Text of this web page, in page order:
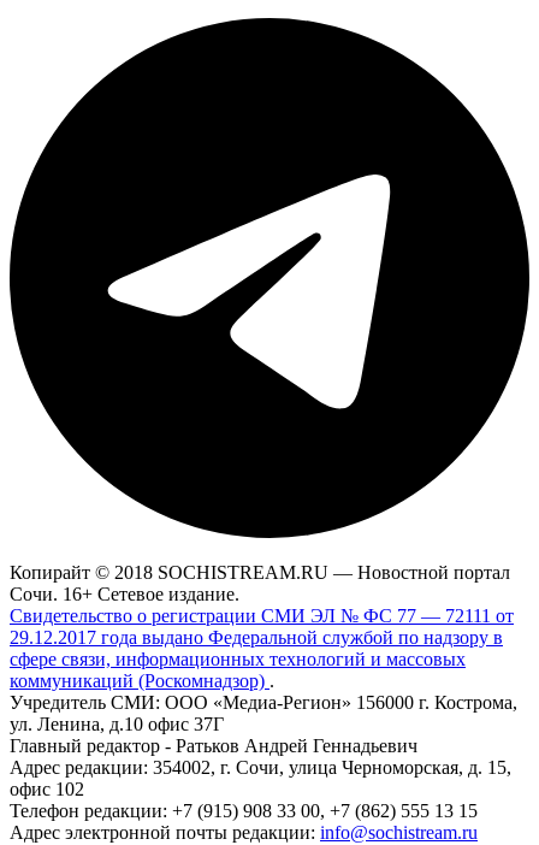
Копирайт © 2018 SOCHISTREAM.RU — Новостной портал
Сочи. 16+ Сетевое издание.
Свидетельство о регистрации СМИ ЭЛ № ФС 77 — 72111 от
29.12.2017 года выдано Федеральной службой по надзору в
сфере связи, информационных технологий и массовых
коммуникаций (Роскомнадзор) .
Учредитель СМИ: ООО «Медиа-Регион» 156000 г. Кострома,
ул. Ленина, д.10 офис 37Г
Главный редактор - Ратьков Андрей Геннадьевич
Адрес редакции: 354002, г. Сочи, улица Черноморская, д. 15,
офис 102
Телефон редакции: +7 (915) 908 33 00, +7 (862) 555 13 15
Адрес электронной почты редакции: info@sochistream.ru